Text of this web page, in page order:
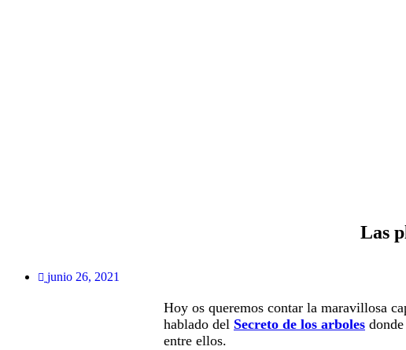
Las
junio 26, 2021
Hoy os queremos contar la maravillosa
hablado del Secreto de los arboles
entre ellos.